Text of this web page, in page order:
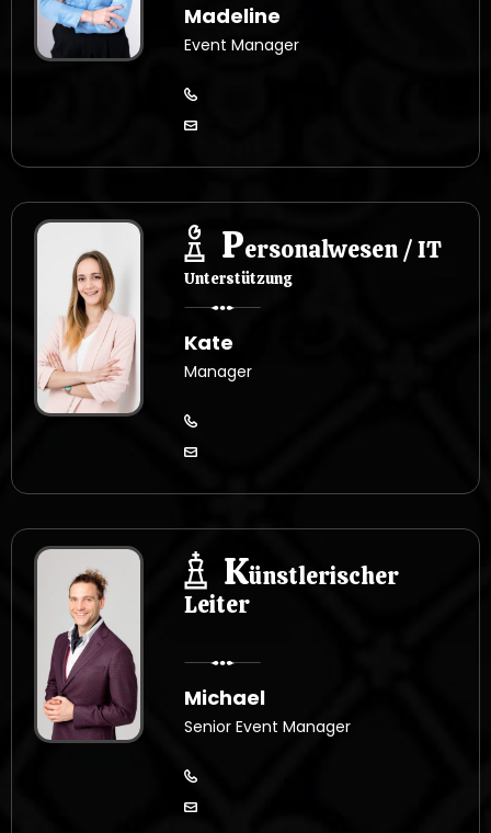
Madeline
Event Manager
Personalwesen / IT
Unterstützung
Kate
Manager
Künstlerischer
Leiter
Michael
Senior Event Manager